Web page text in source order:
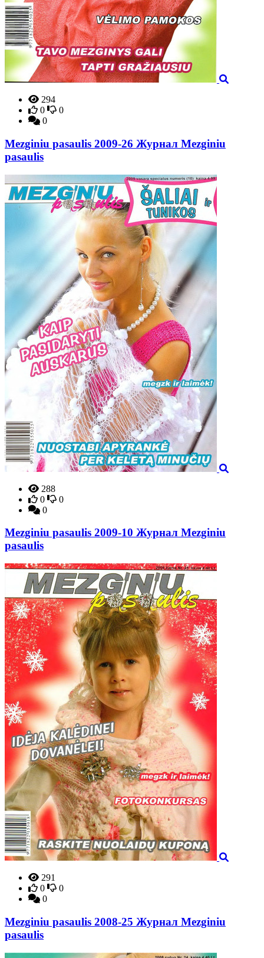
294
0
0
0
Mezginiu pasaulis 2009-26 Журнал Mezginiu
pasaulis
288
0
0
0
Mezginiu pasaulis 2009-10 Журнал Mezginiu
pasaulis
291
0
0
0
Mezginiu pasaulis 2008-25 Журнал Mezginiu
pasaulis